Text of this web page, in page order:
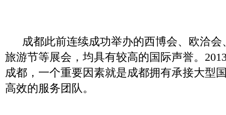
成都此前连续成功举办的西博会、欧洽
旅游节等展会，均具有较高的国际声誉。
成都，一个重要因素就是成都拥有承接大型
高效的服务团队。